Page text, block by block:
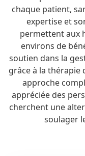
chaque patient,
expertise et
permettent aux
environs de
soutien dans la
grâce à la thérapie
approche
appréciée des
cherchent une
soulager